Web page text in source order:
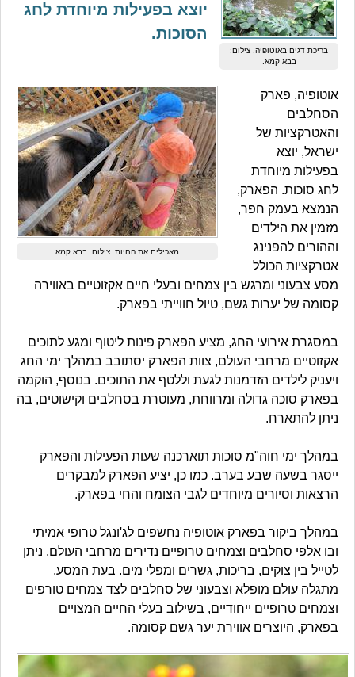
בריכת דגים באוטופיה. צילום:
בבא קמא.
יוצא בפעילות מיוחדת לחג
הסוכות.
מאכילים את החיות. צילום: בבא קמא
אוטופיה, פארק
הסחלבים
והאטרקציות של
ישראל, יוצא
בפעילות מיוחדת
לחג סוכות. הפארק,
הנמצא בעמק חפר,
מזמין את הילדים
וההורים להפנינג
אטרקציות הכולל
מסע צבעוני ומרגש בין צמחים ובעלי חיים אקזוטיים באווירה
קסומה של יערות גשם, טיול חווייתי בפארק.
במסגרת אירועי החג, מציע הפארק פינות ליטוף ומגע לתוכים
אקזוטיים מרחבי העולם, צוות הפארק יסתובב במהלך ימי החג
ויעניק לילדים הזדמנות לגעת וללטף את התוכים. בנוסף, הוקמה
בפארק סוכה גדולה ומרווחת, מעוטרת בסחלבים וקישוטים, בה
ניתן להתארח.
במהלך ימי חוה"מ סוכות תוארכנה שעות הפעילות והפארק
ייסגר בשעה שבע בערב. כמו כן, יציע הפארק למבקרים
הרצאות וסיורים מיוחדים לגבי הצומח והחי בפארק.
במהלך ביקור בפארק אוטופיה נחשפים לג'ונגל טרופי אמיתי
ובו אלפי סחלבים וצמחים טרופיים נדירים מרחבי העולם. ניתן
לטייל בין צוקים, בריכות, גשרים ומפלי מים. בעת המסע,
מתגלה עולם מופלא וצבעוני של סחלבים לצד צמחים טורפים
וצמחים טרופיים ייחודיים, בשילוב בעלי החיים המצויים
בפארק, היוצרים אווירת יער גשם קסומה.